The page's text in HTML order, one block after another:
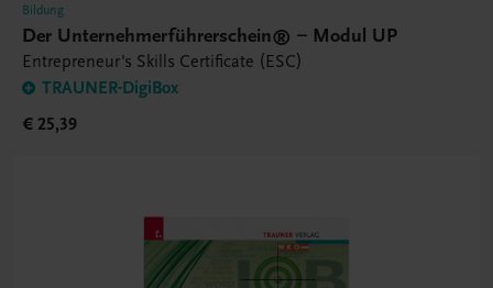
Bildung
Der Unternehmerführerschein® – Modul UP
Entrepreneur's Skills Certificate (ESC)
TRAUNER-DigiBox
€ 25,39